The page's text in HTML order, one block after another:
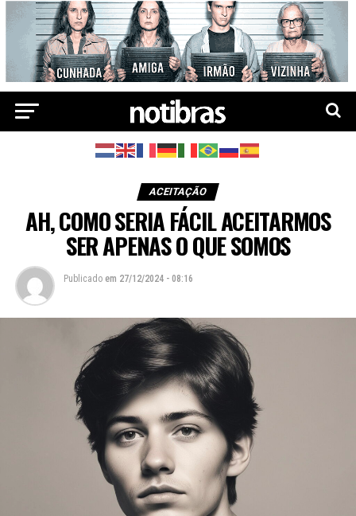
ACEITAÇÃO
AH, COMO SERIA FÁCIL ACEITARMOS
SER APENAS O QUE SOMOS
Publicado em 27/12/2024 - 08:16